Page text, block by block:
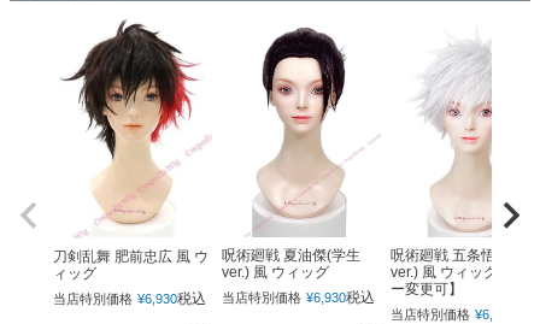
刀剣乱舞 肥前忠広 風 ウ
ィッグ
当店特別価格 ¥6,930税込
呪術廻戦 夏油傑(学生
ver.) 風 ウィッグ
当店特別価格 ¥6,930税込
呪術廻戦 五条悟(下ろ
ver.) 風 ウィッグ 【カ
ー変更可】
当店特別価格 ¥6,930